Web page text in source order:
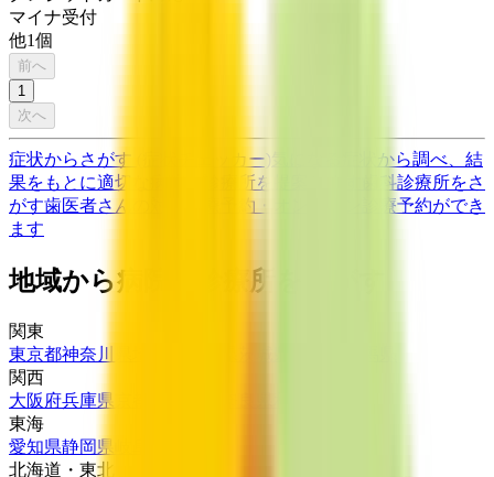
マイナ受付
他1個
前へ
1
次へ
症状からさがす (症状チェッカー) 気になる症状から調べ、結
果をもとに適切な病院・診療所を提案します
歯科診療所をさ
がす歯医者さんの対面診療予約・オンライン診療予約ができ
ます
地域から病院・診療所をさがす
関東
東京都神奈川県
関西
大阪府兵庫県
東海
愛知県静岡県
北海道・東北